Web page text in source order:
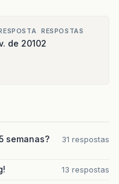
de 2010
RESPOSTAS
2
semanas?
31 respostas
13 respostas